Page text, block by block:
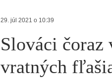
29. júl 2021 o 10:39
Slováci čoraz
vratných